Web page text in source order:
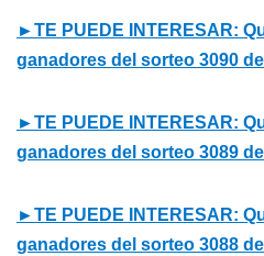
►TE PUEDE INTERESAR:
ganadores del sorteo 3090
►TE PUEDE INTERESAR:
ganadores del sorteo 3089
►TE PUEDE INTERESAR:
ganadores del sorteo 3088